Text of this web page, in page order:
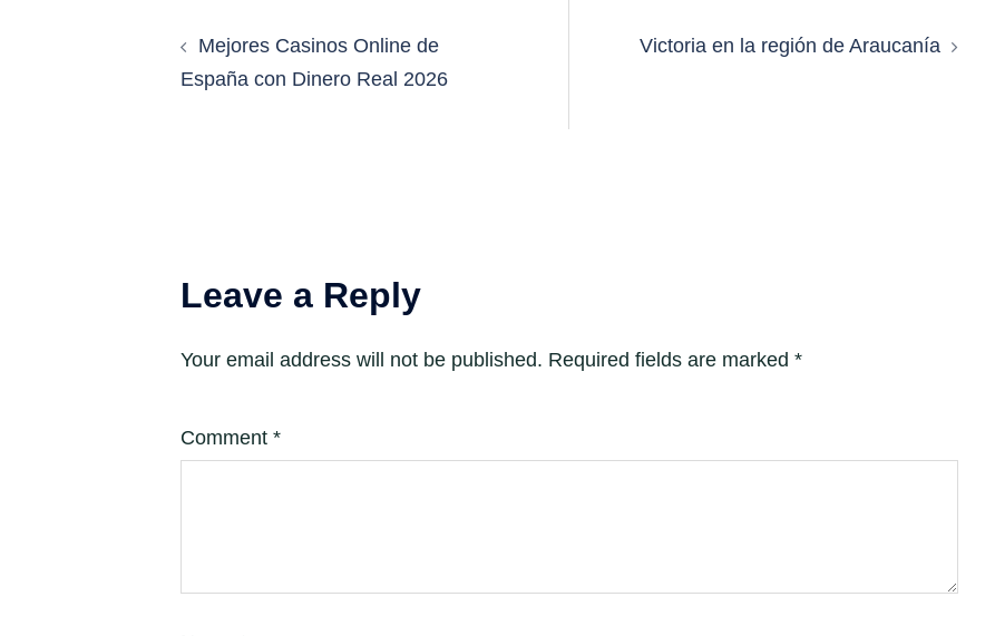
navigation
Mejores Casinos Online de
España con Dinero Real 2026
Victoria en la región de Araucanía
Leave a Reply
Your email address will not be published. Required fields are marked *
Comment *